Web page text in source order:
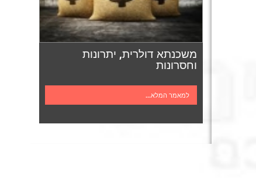
משכנתא דולרית, יתרונות
וחסרונות
למאמר המלא...